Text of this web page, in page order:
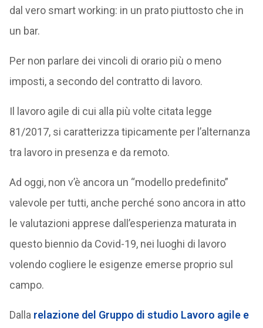
dal vero smart working: in un prato piuttosto che in
un bar.
Per non parlare dei vincoli di orario più o meno
imposti, a secondo del contratto di lavoro.
Il lavoro agile di cui alla più volte citata legge
81/2017, si caratterizza tipicamente per l’alternanza
tra lavoro in presenza e da remoto.
Ad oggi, non v’è ancora un “modello predefinito”
valevole per tutti, anche perché sono ancora in atto
le valutazioni apprese dall’esperienza maturata in
questo biennio da Covid-19, nei luoghi di lavoro
volendo cogliere le esigenze emerse proprio sul
campo.
Dalla relazione del Gruppo di studio Lavoro agile e